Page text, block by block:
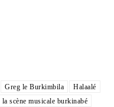
Greg le Burkimbila
Halaalé
la scène musicale burkinabé